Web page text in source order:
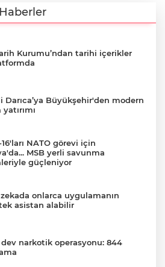
Kurumu’ndan tarihi içerikler
Darıca’ya Büyükşehir'den modern
NATO görevi için
MSB yerli savunma
güçleniyor
onlarca uygulamanın
asistan alabilir
dev narkotik operasyonu: 844